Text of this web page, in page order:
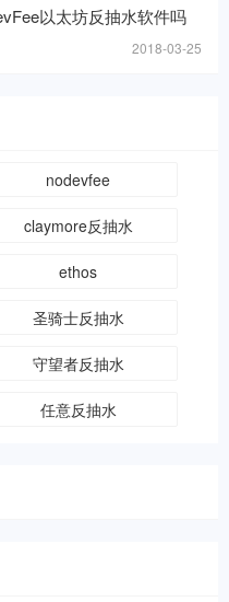
以太坊反抽水软件吗
2018-03-25
nodevfee
claymore反抽水
ethos
圣骑士反抽水
守望者反抽水
任意反抽水